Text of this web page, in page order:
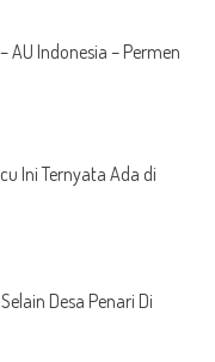
AU Indonesia – Permen
Ini Ternyata Ada di
Desa Penari Di